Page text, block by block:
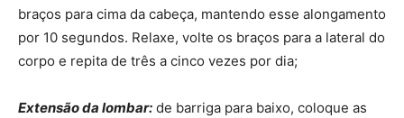
braços para cima da cabeça, mantendo esse alongamento
por 10 segundos. Relaxe, volte os braços para a lateral do
corpo e repita de três a cinco vezes por dia;
Extensão da lombar: de barriga para baixo, coloque as